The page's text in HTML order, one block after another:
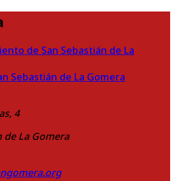
Sebastián de La Gomera
4
de La Gomera